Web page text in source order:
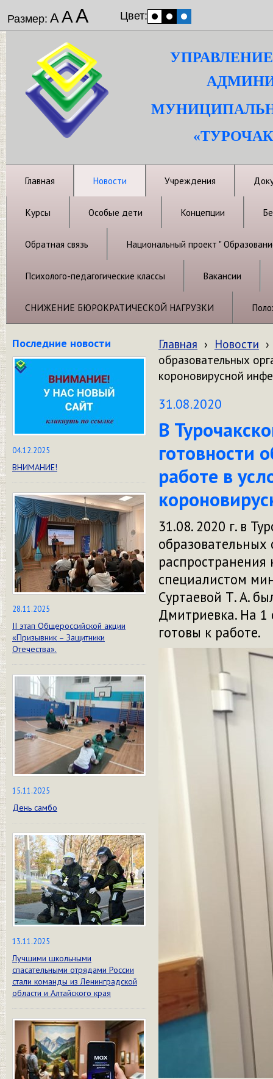
Размер: ААА Цвет:
Главная Новости Учреждения
Курсы Особые дети Концепции
Обратная связь Национальный проект "
Психолого-педагогические классы Вакансии
СНИЖЕНИЕ БЮРОКРАТИЧЕСКОЙ НАГРУЗКИ
Последние новости
04.12.2025
ВНИМАНИЕ!
28.11.2025
II этап Общероссийской акции
«Призывник – Защитники
Отечества».
15.11.2025
День самбо
13.11.2025
Лучшими школьными
спасательными отрядами России
стали команды из Ленинградской
области и Алтайского края
Главная › Новости ›
образовательных
короновирусной
31.08.2020
В
готовности
работе в
31.08. 2020 г. в
образовательных
специалистом
Суртаевой Т. А.
Дмитриевка. На 1
готовы к работе.